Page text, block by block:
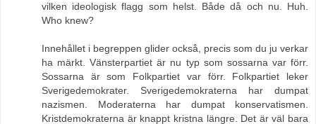
vilken ideologisk flagg som helst. Både då och nu. Huh.
Who knew?
Innehållet i begreppen glider också, precis som du ju verkar
ha märkt. Vänsterpartiet är nu typ som sossarna var förr.
Sossarna är som Folkpartiet var förr. Folkpartiet leker
Sverigedemokrater. Sverigedemokraterna har dumpat
nazismen. Moderaterna har dumpat konservatismen.
Kristdemokraterna är knappt kristna längre. Det är väl bara